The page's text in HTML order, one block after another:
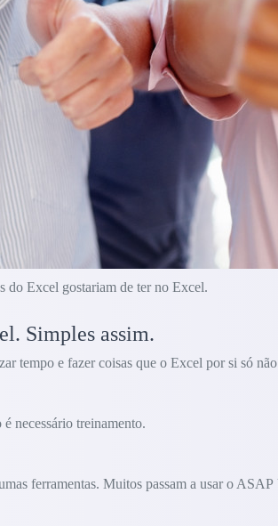
do Excel gostariam de ter no Excel.
Simples assim.
tempo e fazer coisas que o Excel por si só não
necessário treinamento.
ferramentas. Muitos passam a usar o